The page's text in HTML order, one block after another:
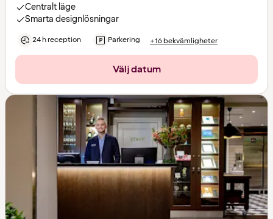
Centralt läge
Smarta designlösningar
24 h reception Parkering +16 bekvämligheter
Välj datum